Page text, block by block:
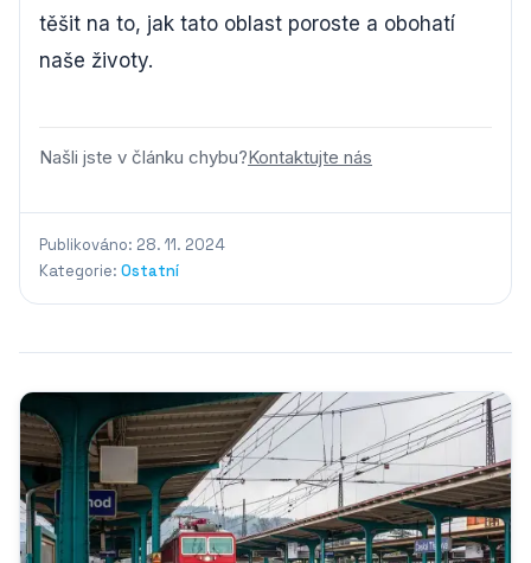
těšit na to, jak tato oblast poroste a obohatí
naše životy.
Našli jste v článku chybu?Kontaktujte nás
Publikováno: 28. 11. 2024
Kategorie: Ostatní